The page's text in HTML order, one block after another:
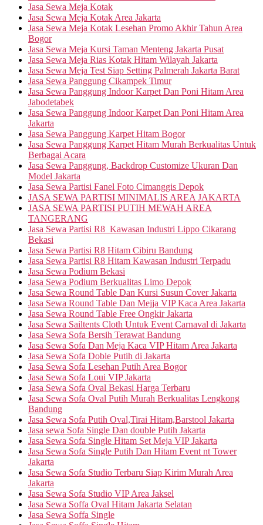
Jasa Sewa Meja Kotak
Jasa Sewa Meja Kotak Area Jakarta
Jasa Sewa Meja Kotak Lesehan Promo Akhir Tahun Area
Bogor
Jasa Sewa Meja Kursi Taman Menteng Jakarta Pusat
Jasa Sewa Meja Rias Kotak Hitam Wilayah Jakarta
Jasa Sewa Meja Test Siap Setting Palmerah Jakarta Barat
Jasa Sewa Panggung Cikampek Timur
Jasa Sewa Panggung Indoor Karpet Dan Poni Hitam Area
Jabodetabek
Jasa Sewa Panggung Indoor Karpet Dan Poni Hitam Area
Jakarta
Jasa Sewa Panggung Karpet Hitam Bogor
Jasa Sewa Panggung Karpet Hitam Murah Berkualitas Untuk
Berbagai Acara
Jasa Sewa Panggung, Backdrop Customize Ukuran Dan
Model Jakarta
Jasa Sewa Partisi Fanel Foto Cimanggis Depok
JASA SEWA PARTISI MINIMALIS AREA JAKARTA
JASA SEWA PARTISI PUTIH MEWAH AREA
TANGERANG
Jasa Sewa Partisi R8 Kawasan Industri Lippo Cikarang
Bekasi
Jasa Sewa Partisi R8 Hitam Cibiru Bandung
Jasa Sewa Partisi R8 Hitam Kawasan Industri Terpadu
Jasa Sewa Podium Bekasi
Jasa Sewa Podium Berkualitas Limo Depok
Jasa Sewa Round Table Dan Kursi Susun Cover Jakarta
Jasa Sewa Round Table Dan Mejja VIP Kaca Area Jakarta
Jasa Sewa Round Table Free Ongkir Jakarta
Jasa Sewa Sailtents Cloth Untuk Event Carnaval di Jakarta
Jasa Sewa Sofa Bersih Terawat Bandung
Jasa Sewa Sofa Dan Meja Kaca VIP Hitam Area Jakarta
Jasa Sewa Sofa Doble Putih di Jakarta
Jasa Sewa Sofa Lesehan Putih Area Bogor
Jasa Sewa Sofa Loui VIP Jakarta
Jasa Sewa Sofa Oval Bekasi Harga Terbaru
Jasa Sewa Sofa Oval Putih Murah Berkualitas Lengkong
Bandung
Jasa Sewa Sofa Putih Oval,Tirai Hitam,Barstool Jakarta
Jasa sewa Sofa Single Dan double Putih Jakarta
Jasa Sewa Sofa Single Hitam Set Meja VIP Jakarta
Jasa Sewa Sofa Single Putih Dan Hitam Event nt Tower
Jakarta
Jasa Sewa Sofa Studio Terbaru Siap Kirim Murah Area
Jakarta
Jasa Sewa Sofa Studio VIP Area Jaksel
Jasa Sewa Soffa Oval Hitam Jakarta Selatan
Jasa Sewa Soffa Single